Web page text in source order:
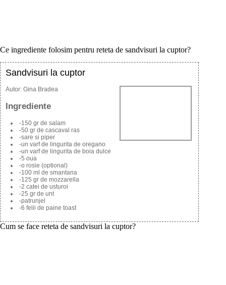
Ce ingrediente folosim pentru reteta de sandvisuri la cuptor?
Sandvisuri la cuptor
Autor: Gina Bradea
Ingrediente
-150 gr de salam
-50 gr de cascaval ras
-sare si piper
-un varf de lingurita de oregano
-un varf de lingurita de boia dulce
-5 oua
-o rosie (optional)
-100 ml de smantana
-125 gr de mozzarella
-2 catei de usturoi
-25 gr de unt
-patrunjel
-6 felii de paine toast
Cum se face reteta de sandvisuri la cuptor?